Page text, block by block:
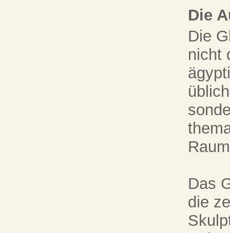
Die
Die
nicht
Das
die